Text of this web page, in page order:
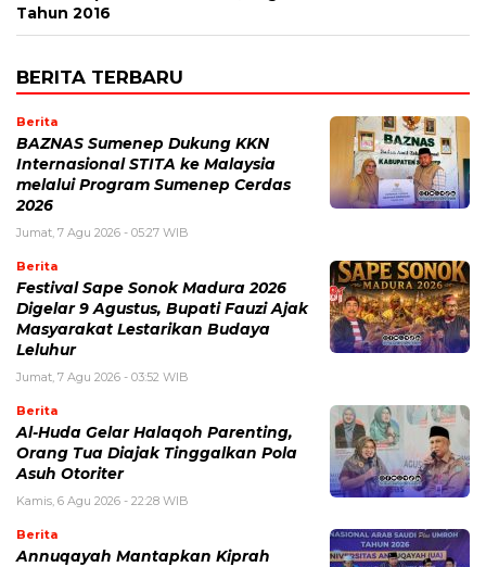
Tahun 2016
BERITA TERBARU
Berita
BAZNAS Sumenep Dukung KKN
Internasional STITA ke Malaysia
melalui Program Sumenep Cerdas
2026
Jumat, 7 Agu 2026 - 05:27 WIB
Berita
Festival Sape Sonok Madura 2026
Digelar 9 Agustus, Bupati Fauzi Ajak
Masyarakat Lestarikan Budaya
Leluhur
Jumat, 7 Agu 2026 - 03:52 WIB
Berita
Al-Huda Gelar Halaqoh Parenting,
Orang Tua Diajak Tinggalkan Pola
Asuh Otoriter
Kamis, 6 Agu 2026 - 22:28 WIB
Berita
Annuqayah Mantapkan Kiprah